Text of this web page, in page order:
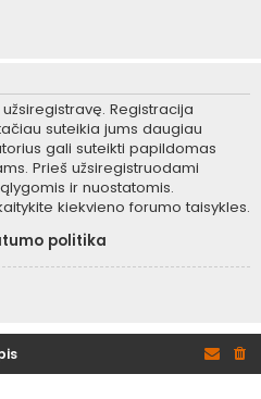
Registracija
suteikia jums daugiau
gali suteikti papildomas
Prieš užsiregistruodami
ir nuostatomis.
kiekvieno forumo taisykles.
politika